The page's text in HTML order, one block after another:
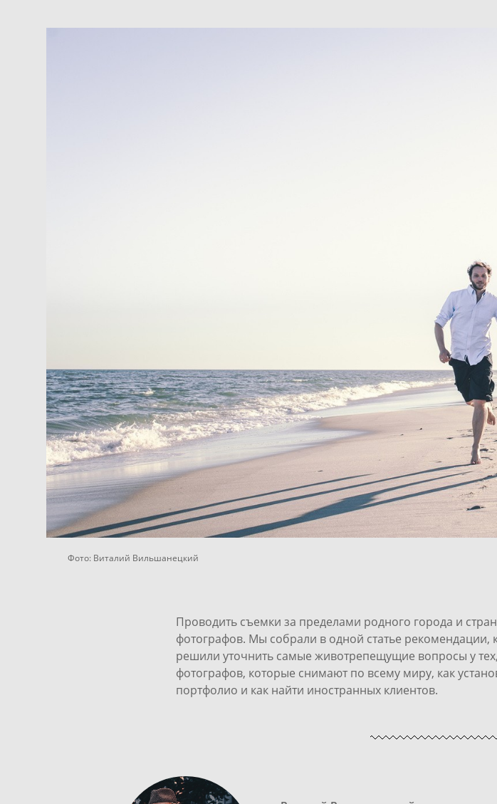
Фото: Виталий Вильшанецкий
Проводить съемки за пределами родного города и
фотографов. Мы собрали в одной статье рекомендации,
решили уточнить самые животрепещущие вопросы у
фотографов, которые снимают по всему миру, как
портфолио и как найти иностранных клиентов.